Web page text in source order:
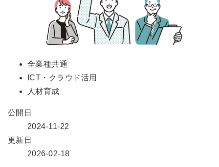
全業種共通
ICT・クラウド活用
人材育成
公開日
2024-11-22
更新日
2026-02-18